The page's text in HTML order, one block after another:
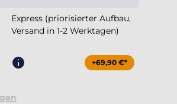
Express (priorisierter Aufbau,
Versand in 1-2 Werktagen)
+69,90 €*